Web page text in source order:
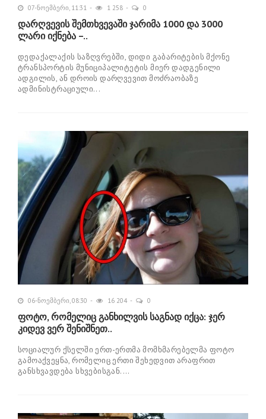
07-ნოემბერი, 11:31 1 258 0
დარღვევის შემთხვევაში ჯარიმა 1000 და 3000
ლარი იქნება –..
დედაქალაქის საზღვრებში, დიდი გაბარიტების მქონე
ტრანსპორტის მუნიციპალიტეტის მიერ დადგენილი
ადგილის, ან დროის დარღვევით მოძრაობაზე
ადმინისტრაციული...
06-ნოემბერი, 08:30 16 204 0
ფოტო, რომელიც განხილვის საგნად იქცა: ჯერ
კიდევ ვერ შენიშნეთ..
სოციალურ ქსელში ერთ-ერთმა მომხმარებელმა ფოტო
გამოაქვეყნა, რომელიც ერთი შეხედვით არაფრით
განსხვავდება სხვებისგან....